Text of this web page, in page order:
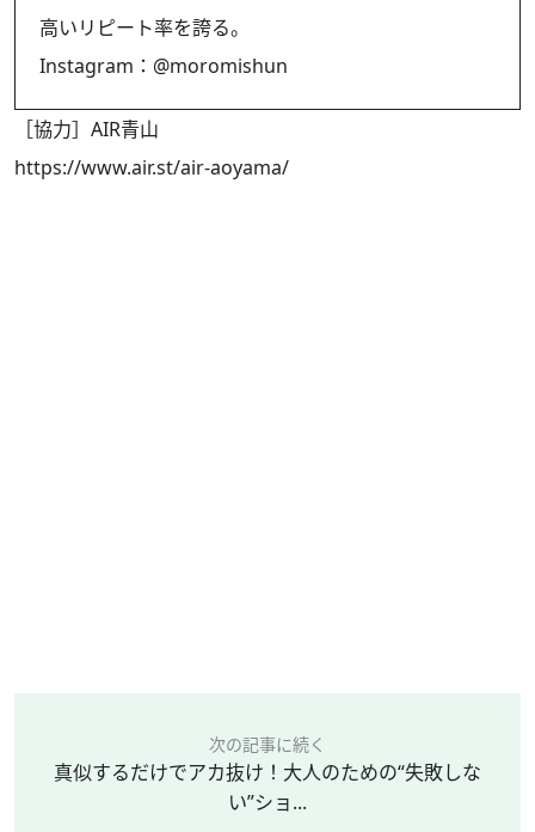
高いリピート率を誇る。
Instagram： @moromishun
［協力］AIR青山
https://www.air.st/air-aoyama/
次の記事に続く
真似するだけでアカ抜け！大人のための“失敗しな
い”ショ...